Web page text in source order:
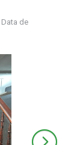
Data de